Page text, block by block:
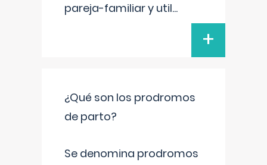
pareja-familiar y util...
+
¿Qué son los prodromos
de parto?
Se denomina prodromos